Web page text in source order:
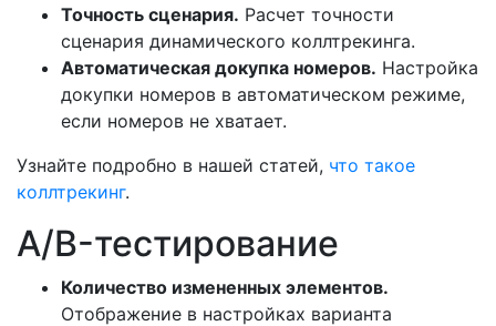
Точность сценария. Расчет точности
сценария динамического коллтрекинга.
Автоматическая докупка номеров. Настройка
докупки номеров в автоматическом режиме,
если номеров не хватает.
Узнайте подробно в нашей статей, что такое
коллтрекинг.
A/B-тестирование
Количество измененных элементов.
Отображение в настройках варианта